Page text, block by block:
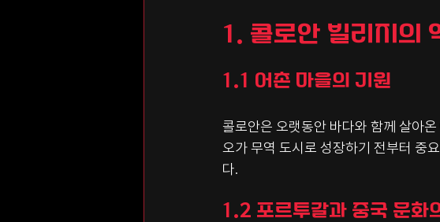
1. 콜로안 빌리지의
1.1 어촌 마을의 기원
콜로안은 오랫동안 바다와 함께 살아
오가 무역 도시로 성장하기 전부터 중
다.
1.2 포르투갈과 중국 문화